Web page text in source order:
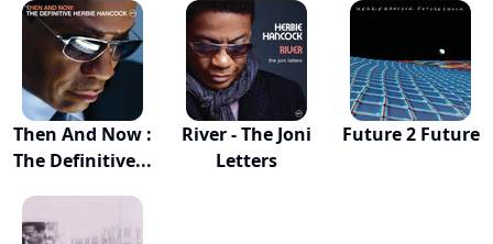
Then And Now :
The Definitive...
River - The Joni
Letters
Future 2 Future